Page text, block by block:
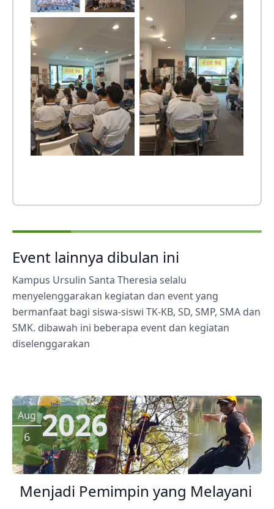
Event lainnya dibulan ini
Kampus Ursulin Santa Theresia selalu
menyelenggarakan kegiatan dan event yang
bermanfaat bagi siswa-siswi TK-KB, SD, SMP, SMA dan
SMK. dibawah ini beberapa event dan kegiatan
diselenggarakan
Aug
6 2026
Menjadi Pemimpin yang Melayani